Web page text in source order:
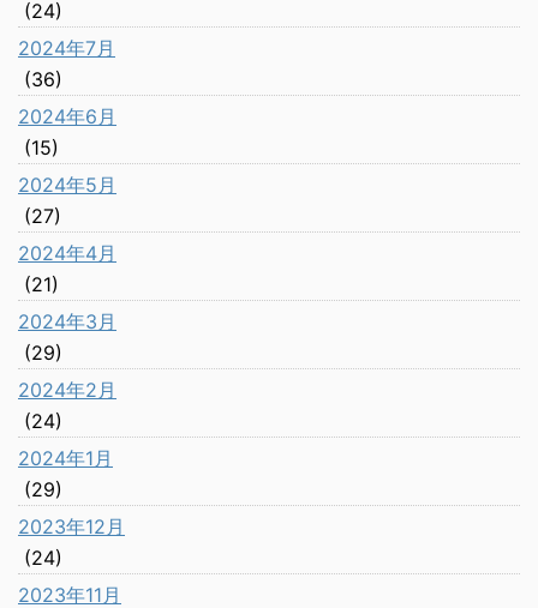
(24)
2024年7月
(36)
2024年6月
(15)
2024年5月
(27)
2024年4月
(21)
2024年3月
(29)
2024年2月
(24)
2024年1月
(29)
2023年12月
(24)
2023年11月